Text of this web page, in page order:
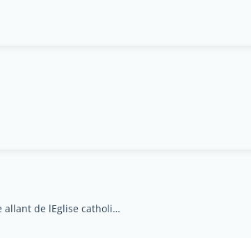
immeuble '' Jésu Dégbé'' C/1504 Vedoko, rue pavée allant de lEglise catholique Ste Rita au carrefour ''La vie'' à coté de la station oryx, Cotonou